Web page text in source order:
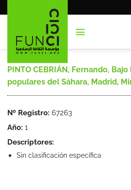
al
PINTO CEBRIÁN, Fernando,
populares del Sáhara, Madrid,
Nº Registro: 67263
Año: 1
Descriptores:
Sin clasificación específica